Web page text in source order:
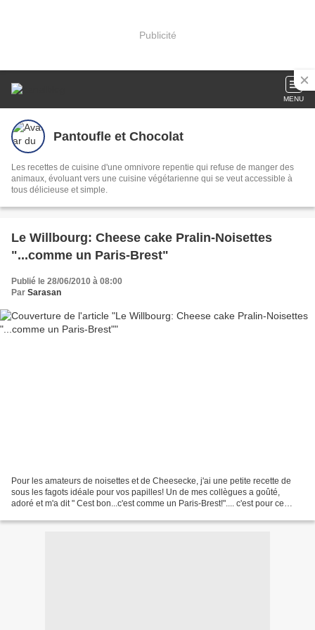
Publicité
MENU
Pantoufle et Chocolat
Les recettes de cuisine d'une omnivore repentie qui refuse de manger des
animaux, évoluant vers une cuisine végétarienne qui se veut accessible à
tous délicieuse et simple.
Le Willbourg: Cheese cake Pralin-Noisettes
"...comme un Paris-Brest"
Publié le 28/06/2010 à 08:00
Par Sarasan
Pour les amateurs de noisettes et de Cheesecke, j'ai une petite recette de
sous les fagots idéale pour vos papilles! Un de mes collègues a goûté,
adoré et m'a dit " Cest bon...c'est comme un Paris-Brest!".... c'est pour ce